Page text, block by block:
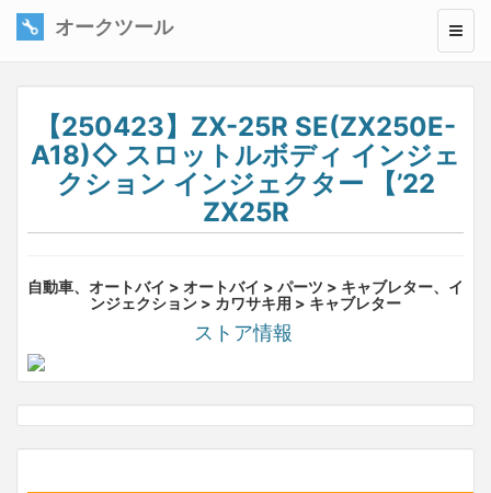
オークツール
【250423】ZX-25R SE(ZX250E-
A18)◇ スロットルボディ インジェ
クション インジェクター 【’22
ZX25R
自動車、オートバイ > オートバイ > パーツ > キャブレター、イ
ンジェクション > カワサキ用 > キャブレター
ストア情報